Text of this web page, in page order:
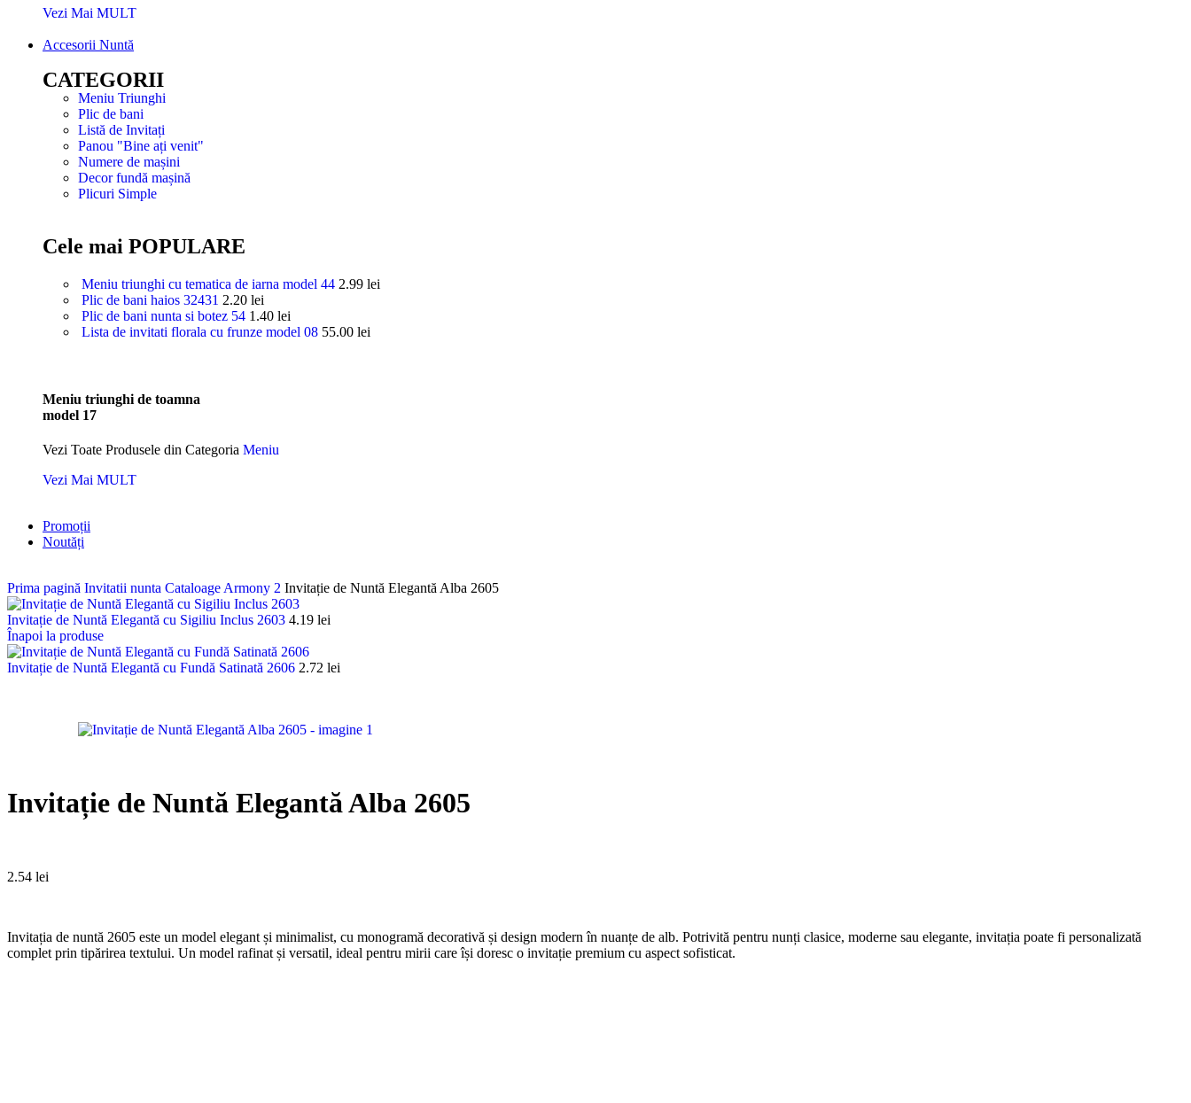
Vezi Mai MULT
Accesorii Nuntă
CATEGORII
Meniu Triunghi
Plic de bani
Listă de Invitați
Panou "Bine ați venit"
Numere de mașini
Decor fundă mașină
Plicuri Simple
Cele mai POPULARE
Meniu triunghi cu tematica de iarna model 44 2.99 lei
Plic de bani haios 32431 2.20 lei
Plic de bani nunta si botez 54 1.40 lei
Lista de invitati florala cu frunze model 08 55.00 lei
Meniu triunghi de toamna
model 17
Vezi Toate Produsele din Categoria Meniu
Vezi Mai MULT
Promoții
Noutăți
Prima pagină Invitatii nunta Cataloage Armony 2 Invitație de Nuntă Elegantă Alba 2605
Invitație de Nuntă Elegantă cu Sigiliu Inclus 2603 4.19 lei
Înapoi la produse
Invitație de Nuntă Elegantă cu Fundă Satinată 2606 2.72 lei
Invitație de Nuntă Elegantă Alba 2605
2.54 lei
Invitația de nuntă 2605 este un model elegant și minimalist, cu monogramă decorativă și design modern în nuanțe de alb. Potrivită pentru nunți clasice, moderne sau elegante, invitația poate fi personalizată
complet prin tipărirea textului. Un model rafinat și versatil, ideal pentru mirii care își doresc o invitație premium cu aspect sofisticat.